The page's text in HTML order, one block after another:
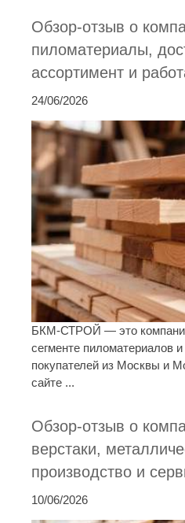
Обзор-отзыв о
пиломатериалы,
ассортимент и
24/06/2026
БКМ-СТРОЙ — это
сегменте пиломатериалов
покупателей из Москвы и
сайте ...
Обзор-отзыв о
верстаки,
производство и
10/06/2026